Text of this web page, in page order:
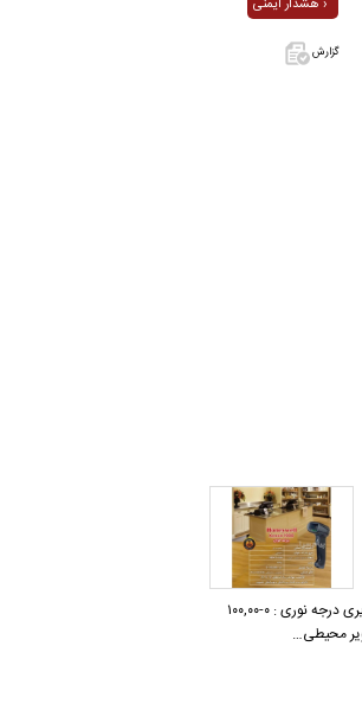
هشدار ایمنی ›
گزارش
تکنولوژی اسکن :تصویری درجه نوری : ۰-۱۰۰,۰۰